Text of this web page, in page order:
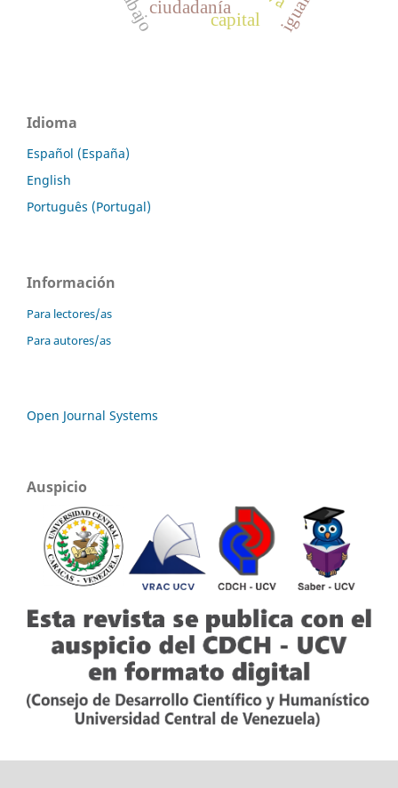
ciudadanía
capital
Idioma
Español (España)
English
Português (Portugal)
Información
Para lectores/as
Para autores/as
Open Journal Systems
Auspicio